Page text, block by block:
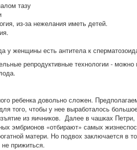
тазу
из-за нежелания иметь детей.
у женщины есть антитела к
репродуктивные технологии - можно
ребенка довольно сложен.
того, чтобы у нее выработалось
из яичников. Далее в чашках Петри,
эмбрионов «отбирают» самых
матери. Но подвох заключается в
прижиться.